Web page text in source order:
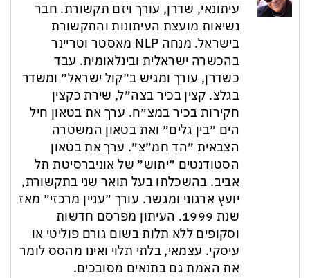
עיתונאי, שדרן, עורך ויזם תקשורת. חבר
נשיאות מועצת העיתונות והתקשורת
בישראל. מנחה NLP מאסטר וטריינר
בהכשרה ישראלית ובינלאומית. עבד
כשדרן, עורך ומגיש ב״קול ישראל״ ומשדר
בגלצ. קצין בכיר בצה״ל, שירת כקצין
חקירות בכיר במצ״ח. ערך את בטאון חיל
הים ״בין גלים״ ואת בטאון המשטרה
הצבאית ״הד חמ״צ״. ערך את בטאון
הסטודנטים ״יתוש״ של אוניברסיטת תל
אביב. בהשכלתו בעל תואר שני בתקשורת,
יועץ ארגוני ומגשר. עורך ״עניין מרכזי״ מאז
שנת 1999. העיתון מפרסם חדשות
וסקופים ללא תלות בשום גורם פוליטי או
עיסקי. עצמאי, בלתי תלוי ואינו מהסס לומר
את האמת גם בתנאים מסובכים.